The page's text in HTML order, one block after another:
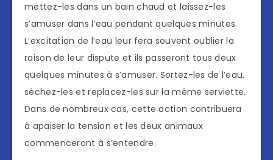
mettez-les dans un bain chaud et laissez-les
s’amuser dans l’eau pendant quelques minutes.
L’excitation de l’eau leur fera souvent oublier la
raison de leur dispute et ils passeront tous deux
quelques minutes à s’amuser. Sortez-les de l’eau,
séchez-les et replacez-les sur la même serviette.
Dans de nombreux cas, cette action contribuera
à apaiser la tension et les deux animaux
commenceront à s’entendre.